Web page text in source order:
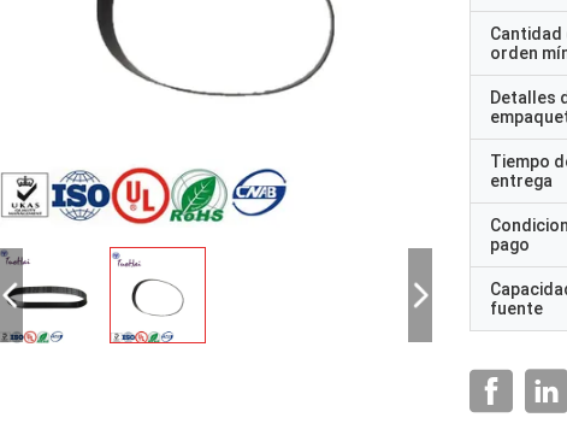
Cantidad
orden
Detalles
Tiempo
entrega
pago
fuente